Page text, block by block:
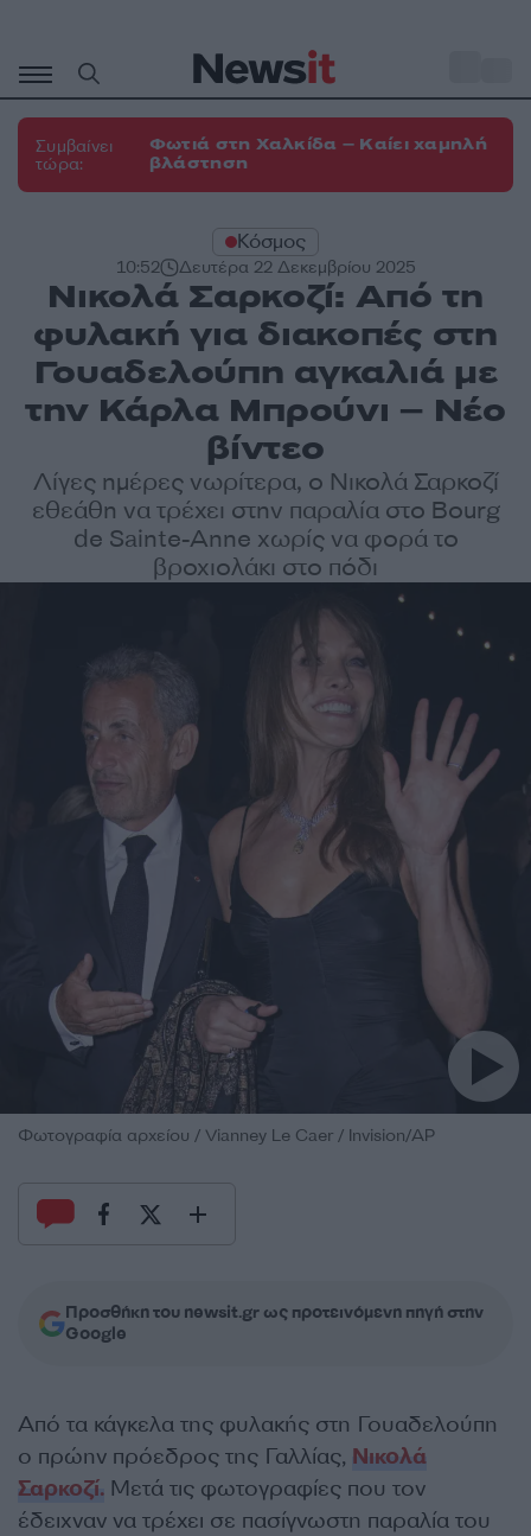
περιεχόμενο
Συμβαίνει
τώρα:
Φωτιά στη Χαλκίδα – Καίει χαμηλή
βλάστηση
Κόσμος
10:52 Δευτέρα 22 Δεκεμβρίου 2025
Νικολά Σαρκοζί: Από τη
φυλακή για διακοπές στη
Γουαδελούπη αγκαλιά με
την Κάρλα Μπρούνι – Νέο
βίντεο
Λίγες ημέρες νωρίτερα, ο Νικολά Σαρκοζί
εθεάθη να τρέχει στην παραλία στο Bourg
de Sainte-Anne χωρίς να φορά το
βροχιολάκι στο πόδι
Φωτογραφία αρχείου / Vianney Le Caer / Invision/AP
Προσθήκη του newsit.gr ως προτεινόμενη πηγή στην
Google
Από τα κάγκελα της φυλακής στη Γουαδελούπη
ο πρώην πρόεδρος της Γαλλίας, Νικολά
Σαρκοζί. Μετά τις φωτογραφίες που τον
έδειχναν να τρέχει σε πασίγνωστη παραλία του